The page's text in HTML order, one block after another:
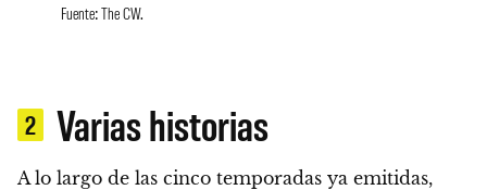
Fuente: The CW.
2 Varias historias
A lo largo de las cinco temporadas ya emitidas,